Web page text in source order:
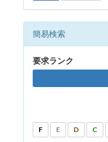
簡易検索
要求ランク
F E D C